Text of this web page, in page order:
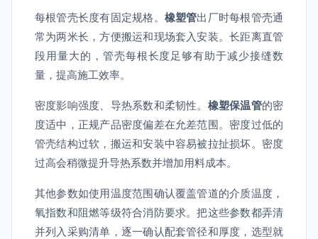
每根管壳长度有固定规格。 橡塑管出厂时每根管壳通
常为两米长，方便搬运和现场套入安装。长距离直管
段用量大的，管壳每根长度足够有助于减少接缝数
量，提高施工效率。
密度影响强度、导热系数和柔韧性。 橡塑保温管的密
度适中，正规产品密度偏差在允差范围。密度过低的
管壳结构过软，搬运和安装中容易被拉扯损坏。密度
过高会稍微提升导热系数并增加用料成本。
其他参数如使用温度范围确认覆盖管道的介质温度，
氧指数和阻燃等级符合消防要求。把这些参数都弄清
并列入采购清单，逐一确认配套管径和厚度，选型就